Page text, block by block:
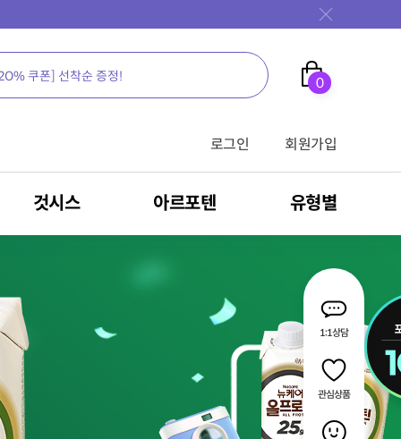
0
로그인 회원가입
가족을 위한 영양의 새로운 생각, 뉴케어
전문영양식/RTH
가족을 위한 영양의 새로운 생각, 뉴케어
가족을 위한 영양의 새로운 생각, 뉴케어
밀크씨슬
가족을 위한 영양의 새로운 생각, 뉴케어
가족을 위한 영양의 새로운 생각, 뉴케어
가족을 위한 영양의 새로운 생각, 뉴케어
것시스
가족을 위한 영양의 새로운 생각, 뉴케어
아르포텐
가족을 위한 영양의 새로운 생각, 뉴케어
유형별
가족을 위한 영양의 새로운 생각, 뉴케어
영양 보충용 제품 1:1상담
관심상품